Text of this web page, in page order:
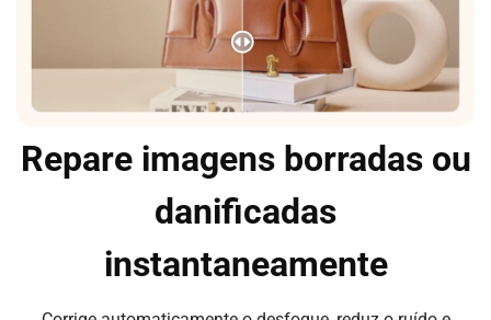
Repare imagens borradas ou
danificadas
instantaneamente